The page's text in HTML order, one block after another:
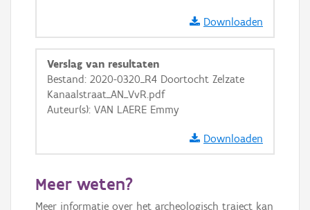
Downloaden
Verslag van resultaten
Bestand: 2020-0320_R4 Doortocht Zelzate
Kanaalstraat_AN_VvR.pdf
Auteur(s): VAN LAERE Emmy
Downloaden
Meer weten?
Meer informatie over het archeologisch traject kan